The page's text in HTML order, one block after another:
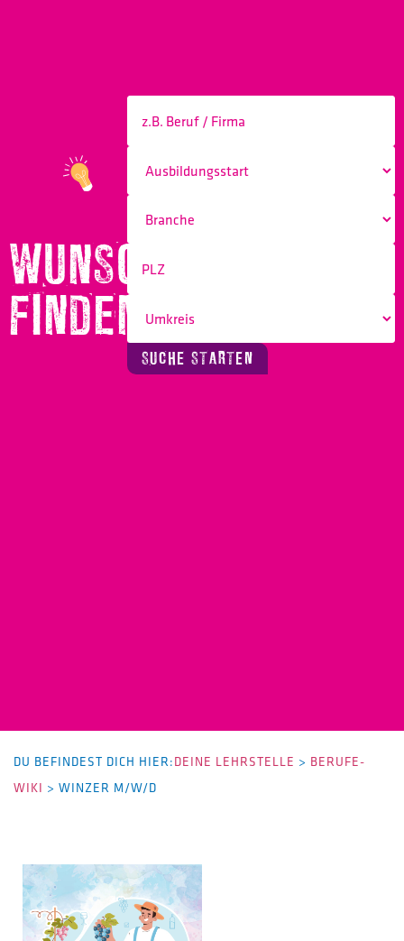
WUNSCHBERUF
FINDEN!
SUCHE STARTEN
DU BEFINDEST DICH HIER:DEINE LEHRSTELLE > BERUFE-
WIKI > WINZER M/W/D